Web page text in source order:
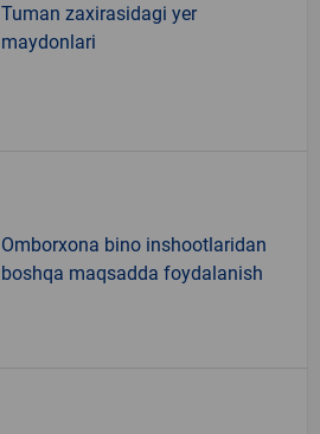
Tuman zaxirasidagi yer
maydonlari
Omborxona bino inshootlaridan
boshqa maqsadda foydalanish